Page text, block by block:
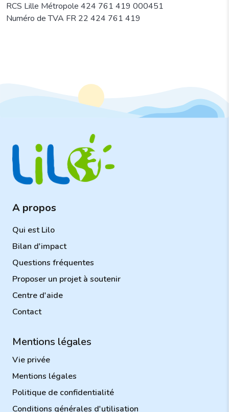
RCS Lille Métropole 424 761 419 000451
Numéro de TVA FR 22 424 761 419
A propos
Qui est Lilo
Bilan d'impact
Questions fréquentes
Proposer un projet à soutenir
Centre d'aide
Contact
Mentions légales
Vie privée
Mentions légales
Politique de confidentialité
Conditions générales d'utilisation